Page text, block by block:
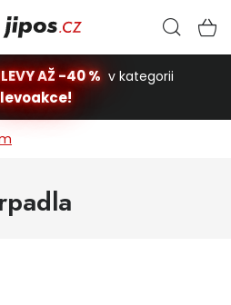
AŽ -40 % v kategorii